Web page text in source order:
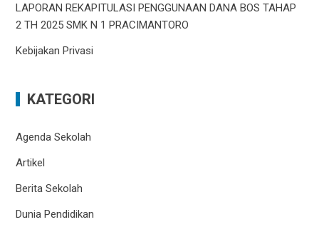
LAPORAN REKAPITULASI PENGGUNAAN DANA BOS TAHAP
2 TH 2025 SMK N 1 PRACIMANTORO
Kebijakan Privasi
KATEGORI
Agenda Sekolah
Artikel
Berita Sekolah
Dunia Pendidikan